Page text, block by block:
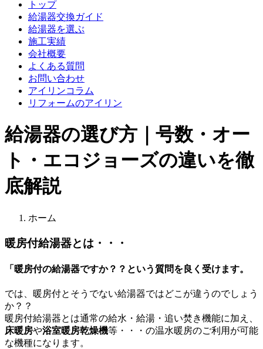
トップ
給湯器交換ガイド
給湯器を選ぶ
施工実績
会社概要
よくある質問
お問い合わせ
アイリンコラム
リフォームのアイリン
給湯器の選び方｜号数・オー
ト・エコジョーズの違いを徹
底解説
ホーム
暖房付給湯器とは・・・
「暖房付の給湯器ですか？？という質問を良く受けます。
では、暖房付とそうでない給湯器ではどこが違うのでしょう
か？？
暖房付給湯器とは通常の給水・給湯・追い焚き機能に加え、
床暖房や浴室暖房乾燥機等・・・の温水暖房のご利用が可能
な機種になります。